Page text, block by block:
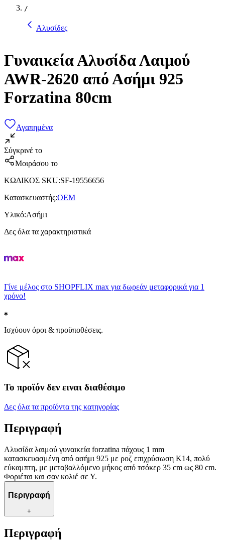
/
Αλυσίδες
Γυναικεία Αλυσίδα Λαιμού
AWR-2620 από Ασήμι 925
Forzatina 80cm
Αγαπημένα
Σύγκρινέ το
Μοιράσου το
ΚΩΔΙΚΟΣ SKU:SF-19556656
Κατασκευαστής:OEM
Υλικό:Ασήμι
Δες όλα τα χαρακτηριστικά
Γίνε μέλος στο SHOPFLIX max για δωρεάν μεταφορικά για 1
χρόνο!
Ισχύουν όροι & προϋποθέσεις.
Το προϊόν δεν ειναι διαθέσιμο
Δες όλα τα προϊόντα της κατηγορίας
Περιγραφή
Αλυσίδα λαιμού γυναικεία forzatina πάχους 1 mm
κατασκευασμένη από ασήμι 925 με ροζ επιχρύσωση Κ14, πολύ
εύκαμπτη, με μεταβαλλόμενο μήκος από τσόκερ 35 cm ως 80 cm.
Φοριέται και σαν κολιέ σε Υ.
Περιγραφή
+
Περιγραφή